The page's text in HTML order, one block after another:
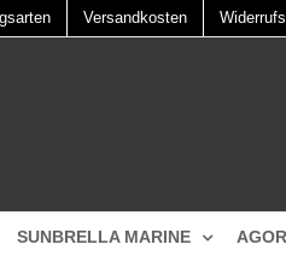
Versandkosten
SUNBRELLA MARINE